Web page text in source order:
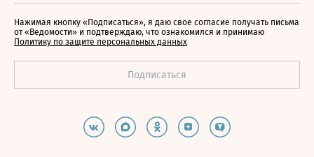
Нажимая кнопку «Подписаться», я даю свое согласие получать письма
от «Ведомости» и подтверждаю, что ознакомился и принимаю
Политику по защите персональных данных